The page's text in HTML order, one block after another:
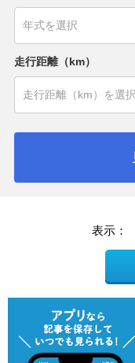
走行距離（km）
表示：